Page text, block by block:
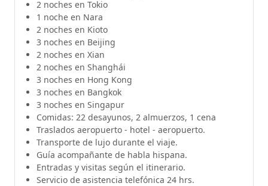
2 noches en Tokio
1 noche en Nara
2 noches en Kioto
3 noches en Beijing
2 noches en Xian
2 noches en Shanghái
3 noches en Hong Kong
3 noches en Bangkok
3 noches en Singapur
Comidas: 22 desayunos, 2 almuerzos, 1 cena
Traslados aeropuerto - hotel - aeropuerto.
Transporte de lujo durante el viaje.
Guía acompañante de habla hispana.
Entradas y visitas según el itinerario.
Servicio de asistencia telefónica 24 hrs.